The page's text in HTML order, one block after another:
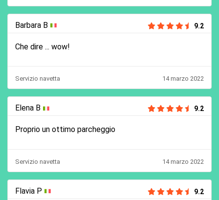
Barbara B 9.2
Che dire ... wow!
Servizio navetta 14 marzo 2022
Elena B 9.2
Proprio un ottimo parcheggio
Servizio navetta 14 marzo 2022
Flavia P 9.2